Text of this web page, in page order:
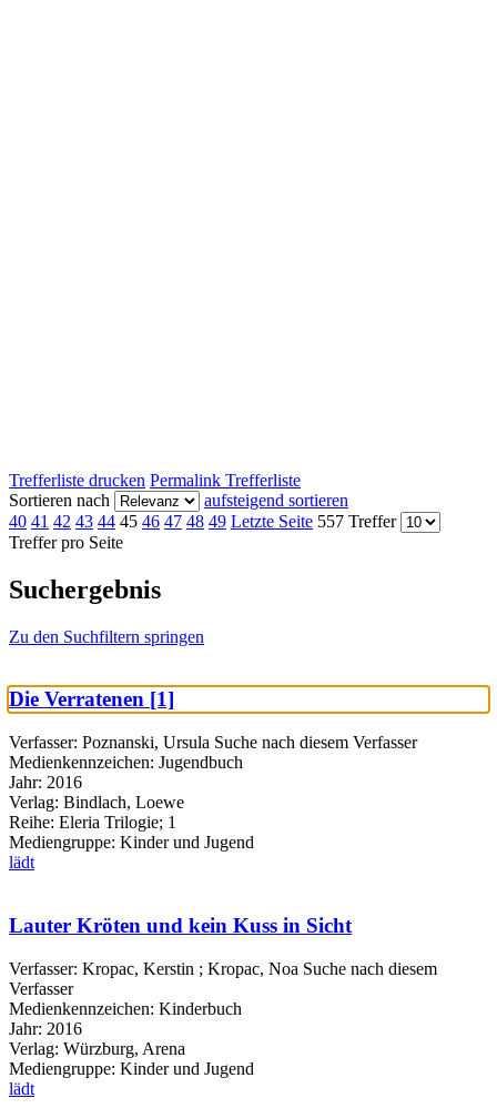
Trefferliste drucken Permalink Trefferliste
Sortieren nach
aufsteigend sortieren
40 41 42 43 44 45 46 47 48 49 Letzte Seite 557 Treffer
Treffer pro Seite
Suchergebnis
Zu den Suchfiltern springen
Die Verratenen [1]
Verfasser: Poznanski, Ursula Suche nach diesem Verfasser
Medienkennzeichen: Jugendbuch
Jahr: 2016
Verlag: Bindlach, Loewe
Reihe: Eleria Trilogie; 1
Mediengruppe: Kinder und Jugend
lädt
Lauter Kröten und kein Kuss in Sicht
Verfasser: Kropac, Kerstin ; Kropac, Noa Suche nach diesem
Verfasser
Medienkennzeichen: Kinderbuch
Jahr: 2016
Verlag: Würzburg, Arena
Mediengruppe: Kinder und Jugend
lädt